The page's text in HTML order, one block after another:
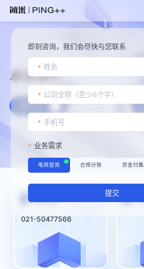
联系我们
获取方案
即刻咨询，我们会尽快与您联系
业务需求
电商垫资 合规分账 资金归集
提交
021-50477566